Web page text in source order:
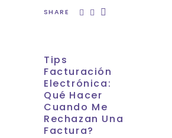
SHARE
Tips
Facturación
Electrónica:
Qué Hacer
Cuando Me
Rechazan Una
Factura?